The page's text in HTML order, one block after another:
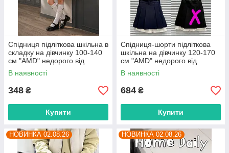
Спідниця підліткова шкільна в
складку на дівчинку 100-140
см "AMD" недорого від
прямого постачальника
В наявності
348 ₴
Купити
Спідниця-шорти підліткова
шкільна на дівчинку 120-170
см "AMD" недорого від
прямого постачальника
В наявності
684 ₴
Купити
НОВИНКА 02.08.26 НОВИНКА 02.08.26